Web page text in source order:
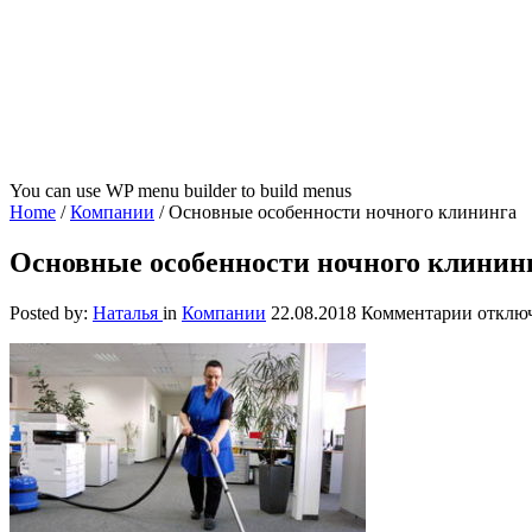
You can use WP menu builder to build menus
Home /Компании /Основные особенности ночного клининга
Основные особенности ночного
Posted by: Наталья in Компании 22.08.2018 Комментарии к